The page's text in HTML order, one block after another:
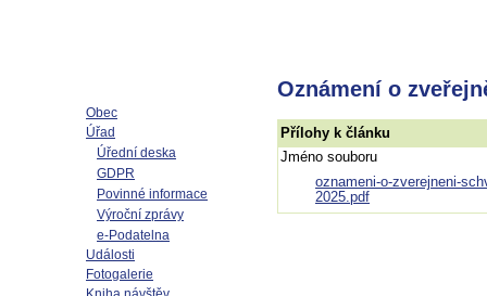
Obec
Úřad
Úřední deska
GDPR
Povinné informace
Výroční zprávy
e-Podatelna
Události
Fotogalerie
Oznámení o
Přílohy k článku
Jméno souboru
oznameni-o-zverejneni-
2025.pdf